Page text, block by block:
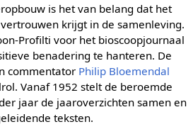
is het van belang dat het
krijgt in de samenleving.
Profilti voor het bioscoopjournaal
benadering te hanteren. De
commentator Philip Bloemendal
Vanaf 1952 stelt de beroemde
jaar de jaaroverzichten samen en
teksten.